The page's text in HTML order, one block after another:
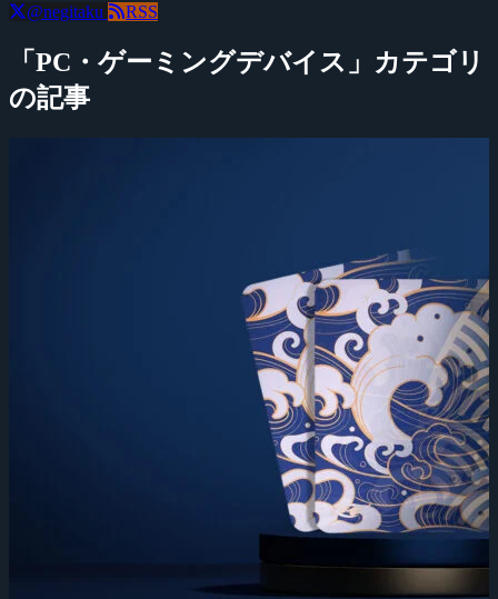
@negitaku RSS
「PC・ゲーミングデバイス」カテゴリ
の記事